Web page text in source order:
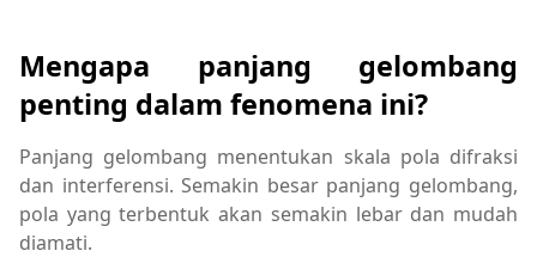
Mengapa panjang gelombang
penting dalam fenomena ini?
Panjang gelombang menentukan skala pola difraksi
dan interferensi. Semakin besar panjang gelombang,
pola yang terbentuk akan semakin lebar dan mudah
diamati.